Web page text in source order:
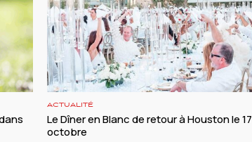
ACTUALITÉ
Le Dîner en Blanc de retour à Houston le 17
octobre